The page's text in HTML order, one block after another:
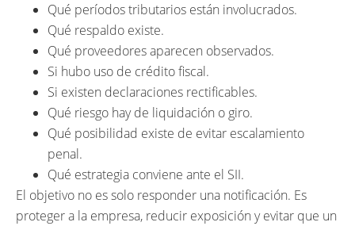
Qué períodos tributarios están involucrados.
Qué respaldo existe.
Qué proveedores aparecen observados.
Si hubo uso de crédito fiscal.
Si existen declaraciones rectificables.
Qué riesgo hay de liquidación o giro.
Qué posibilidad existe de evitar escalamiento
penal.
Qué estrategia conviene ante el SII.
El objetivo no es solo responder una notificación. Es
proteger a la empresa, reducir exposición y evitar que un